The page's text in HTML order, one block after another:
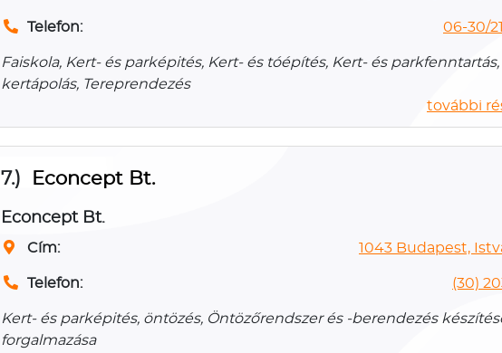
Telefon: 06-30/
Faiskola, Kert- és parképités, Kert- és tóépítés, Kert- és parkfenntartás,
kertápolás, Tereprendezés
további
7.) Econcept Bt.
Econcept Bt.
Cím: 1043 Budapest,
Telefon: (30)
Kert- és parképités, öntözés, Öntözőrendszer és -berendezés
forgalmazása